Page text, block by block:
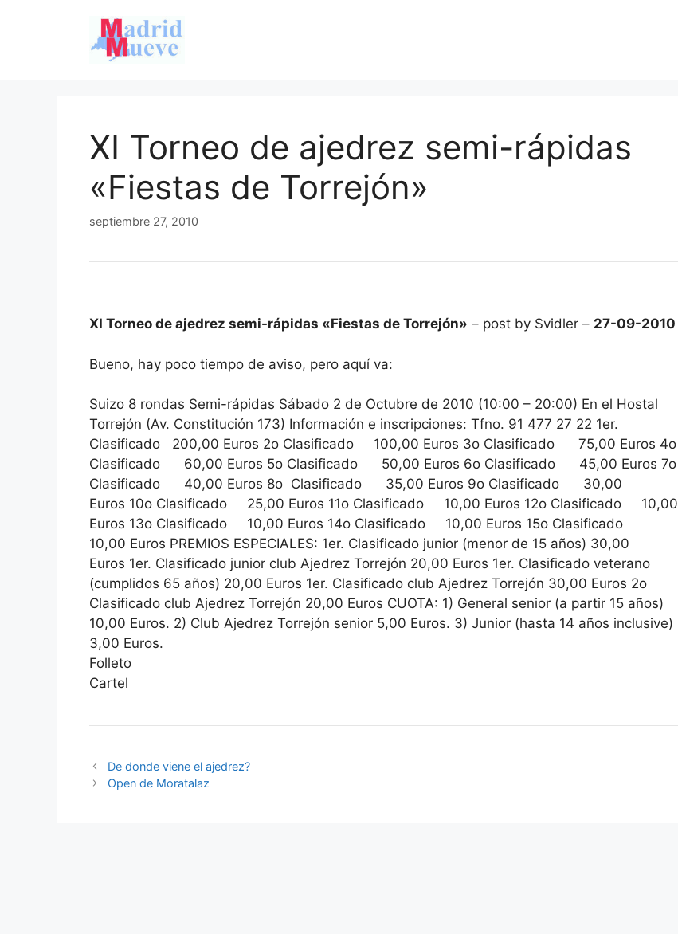
XI Torneo de ajedrez semi-rápidas
«Fiestas de Torrejón»
septiembre 27, 2010
XI Torneo de ajedrez semi-rápidas «Fiestas de Torrejón» – post by Svidler – 27-09-2010
Bueno, hay poco tiempo de aviso, pero aquí va:
Suizo 8 rondas Semi-rápidas Sábado 2 de Octubre de 2010 (10:00 – 20:00) En el Hostal
Torrejón (Av. Constitución 173) Información e inscripciones: Tfno. 91 477 27 22 1er.
Clasificado 200,00 Euros 2o Clasificado 100,00 Euros 3o Clasificado 75,00 Euros 4o
Clasificado 60,00 Euros 5o Clasificado 50,00 Euros 6o Clasificado 45,00 Euros 7o
Clasificado 40,00 Euros 8o Clasificado 35,00 Euros 9o Clasificado 30,00
Euros 10o Clasificado 25,00 Euros 11o Clasificado 10,00 Euros 12o Clasificado 10,00
Euros 13o Clasificado 10,00 Euros 14o Clasificado 10,00 Euros 15o Clasificado
10,00 Euros PREMIOS ESPECIALES: 1er. Clasificado junior (menor de 15 años) 30,00
Euros 1er. Clasificado junior club Ajedrez Torrejón 20,00 Euros 1er. Clasificado veterano
(cumplidos 65 años) 20,00 Euros 1er. Clasificado club Ajedrez Torrejón 30,00 Euros 2o
Clasificado club Ajedrez Torrejón 20,00 Euros CUOTA: 1) General senior (a partir 15 años)
10,00 Euros. 2) Club Ajedrez Torrejón senior 5,00 Euros. 3) Junior (hasta 14 años inclusive)
3,00 Euros.
Folleto
Cartel
De donde viene el ajedrez?
Open de Moratalaz